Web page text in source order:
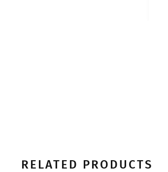
RELATED PRODUCTS